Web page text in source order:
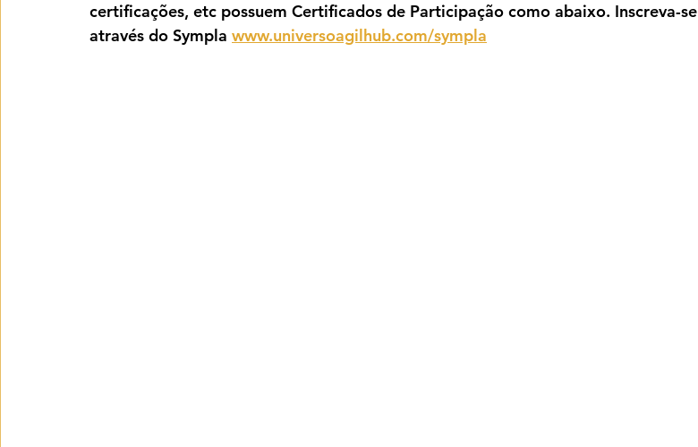
certificações, etc possuem Certificados de Participação como abaixo. Inscreva-se
através do Sympla www.universoagilhub.com/sympla